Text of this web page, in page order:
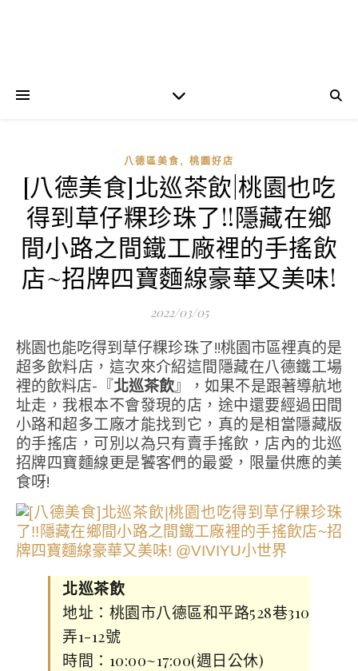
八德區美食 , 桃園好店
[八德美食]北巡茶飲|桃園也吃
得到草仔粿珍珠了!!隱藏在鄉
間小路之間鐵工廠裡的手搖飲
店~招牌四寶麵線豪華又美味!
2022/03/05
桃園也能吃得到草仔粿珍珠了!!桃園市區裡真的是
超多飲料店，這次來介紹這間隱藏在八德鐵工場
裡的飲料店-『北巡茶飲』，如果不是跟著導航地
址走，我根本不會發現的店，途中還要經過田間
小路和超多工廠才能找到它，真的是相當隱藏版
的手搖店，可別以為只有賣手搖飲，店內的北巡
招牌四寶麵線更是饕客們的最愛，限量供應的美
食呀!
北巡茶飲
地址：桃園市八德區和平路528巷310
弄1-12號
時間：10:00~17:00(週日公休)